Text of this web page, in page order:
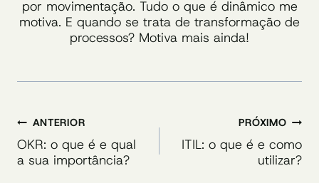
por movimentação. Tudo o que é dinâmico me
motiva. E quando se trata de transformação de
processos? Motiva mais ainda!
Navegação
de
Post
ANTERIOR
OKR: o que é e qual
a sua importância?
PRÓXIMO
ITIL: o que é e como
utilizar?